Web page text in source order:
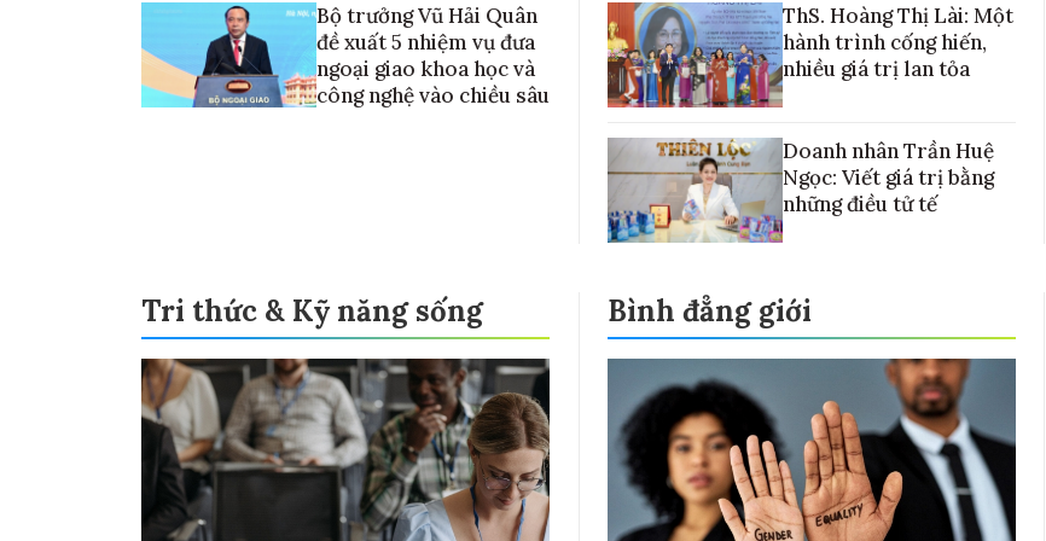
Bộ trưởng Vũ Hải Quân
đề xuất 5 nhiệm vụ đưa
ngoại giao khoa học và
công nghệ vào chiều sâu
ThS. Hoàng Thị Lài: Một
hành trình cống hiến,
nhiều giá trị lan tỏa
Doanh nhân Trần Huệ
Ngọc: Viết giá trị bằng
những điều tử tế
Tri thức & Kỹ năng sống Bình đẳng giới